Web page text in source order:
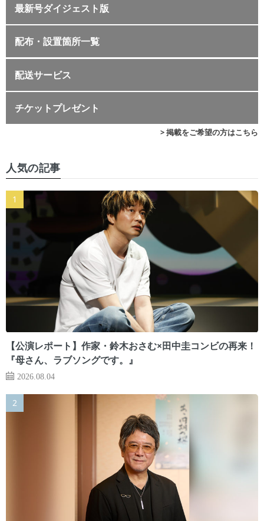
最新号ダイジェスト版
配布・設置箇所一覧
配送サービス
チケットプレゼント
> 掲載をご希望の方はこちら
人気の記事
【公演レポート】作家・鈴木おさむ×田中圭コンビの再来！
『母さん、ラブソングです。』
2026.08.04